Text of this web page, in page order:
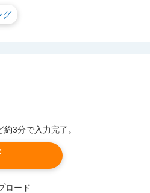
グ
3分で入力完了。
ロード